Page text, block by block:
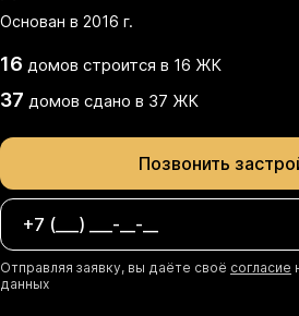
Основан в 2016 г.
16 домов строится в 16 ЖК
37 домов сдано в 37 ЖК
Позвонить
Отправляя заявку, вы даёте своё согласие
данных